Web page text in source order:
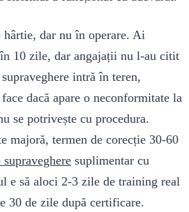
hârtie, dar nu în operare. Ai
10 zile, dar angajații nu l-au citit
intră în teren,
dacă apare o neconformitate la
se potrivește cu procedura.
majoră, termen de corecție 30-60
suplimentar cu
e să aloci 2-3 zile de training real
30 de zile după certificare.